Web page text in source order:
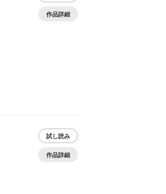
作品詳細
試し読み
作品詳細